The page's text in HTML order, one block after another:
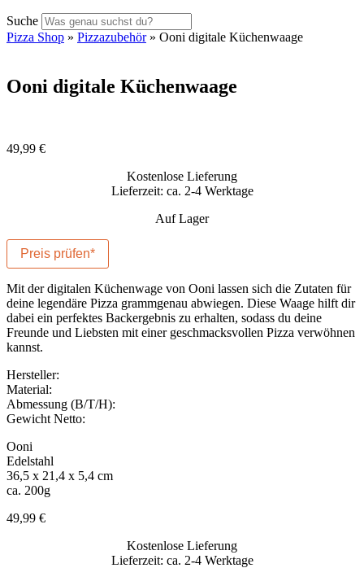
Suche
Pizza Shop » Pizzazubehör» Ooni digitale Küchenwaage
Ooni digitale Küchenwaage
49,99 €
Kostenlose Lieferung
Lieferzeit: ca. 2-4 Werktage
Auf Lager
Preis prüfen*
Mit der digitalen Küchenwage von Ooni lassen sich die Zutaten für
deine legendäre Pizza grammgenau abwiegen. Diese Waage hilft dir
dabei ein perfektes Backergebnis zu erhalten, sodass du deine
Freunde und Liebsten mit einer geschmacksvollen Pizza verwöhnen
kannst.
Hersteller:
Material:
Abmessung (B/T/H):
Gewicht Netto:
Ooni
Edelstahl
36,5 x 21,4 x 5,4 cm
ca. 200g
49,99 €
Kostenlose Lieferung
Lieferzeit: ca. 2-4 Werktage